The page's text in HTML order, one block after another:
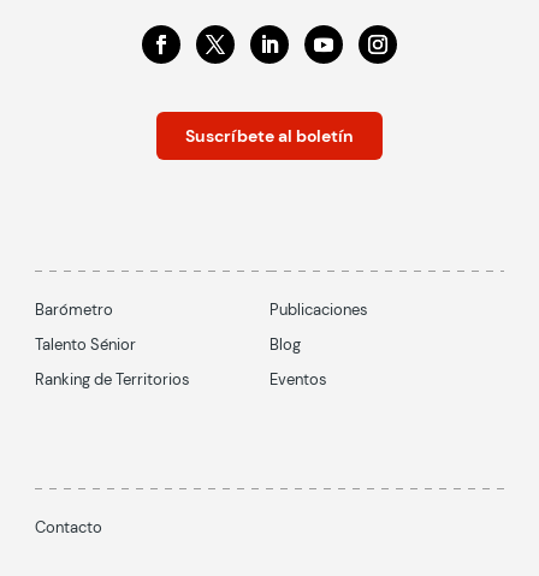
Suscríbete al boletín
Barómetro
Talento Sénior
Ranking de Territorios
Publicaciones
Blog
Eventos
Contacto